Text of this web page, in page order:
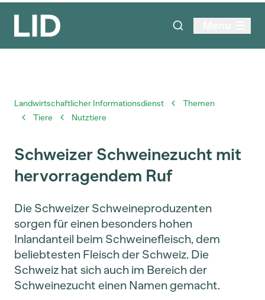
Landwirtschaftlicher Informationsdienst
Themen
Tiere
Nutztiere
Schweizer Schweinezucht mit
hervorragendem Ruf
Die Schweizer Schweineproduzenten
sorgen für einen besonders hohen
Inlandanteil beim Schweinefleisch, dem
beliebtesten Fleisch der Schweiz. Die
Schweiz hat sich auch im Bereich der
Schweinezucht einen Namen gemacht.